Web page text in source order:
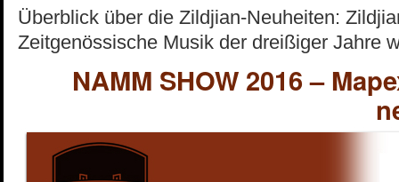
Überblick über die Zildjian-Neuheiten:
Zeitgenössische Musik der dreißiger Jahre
NAMM SHOW 2016 –